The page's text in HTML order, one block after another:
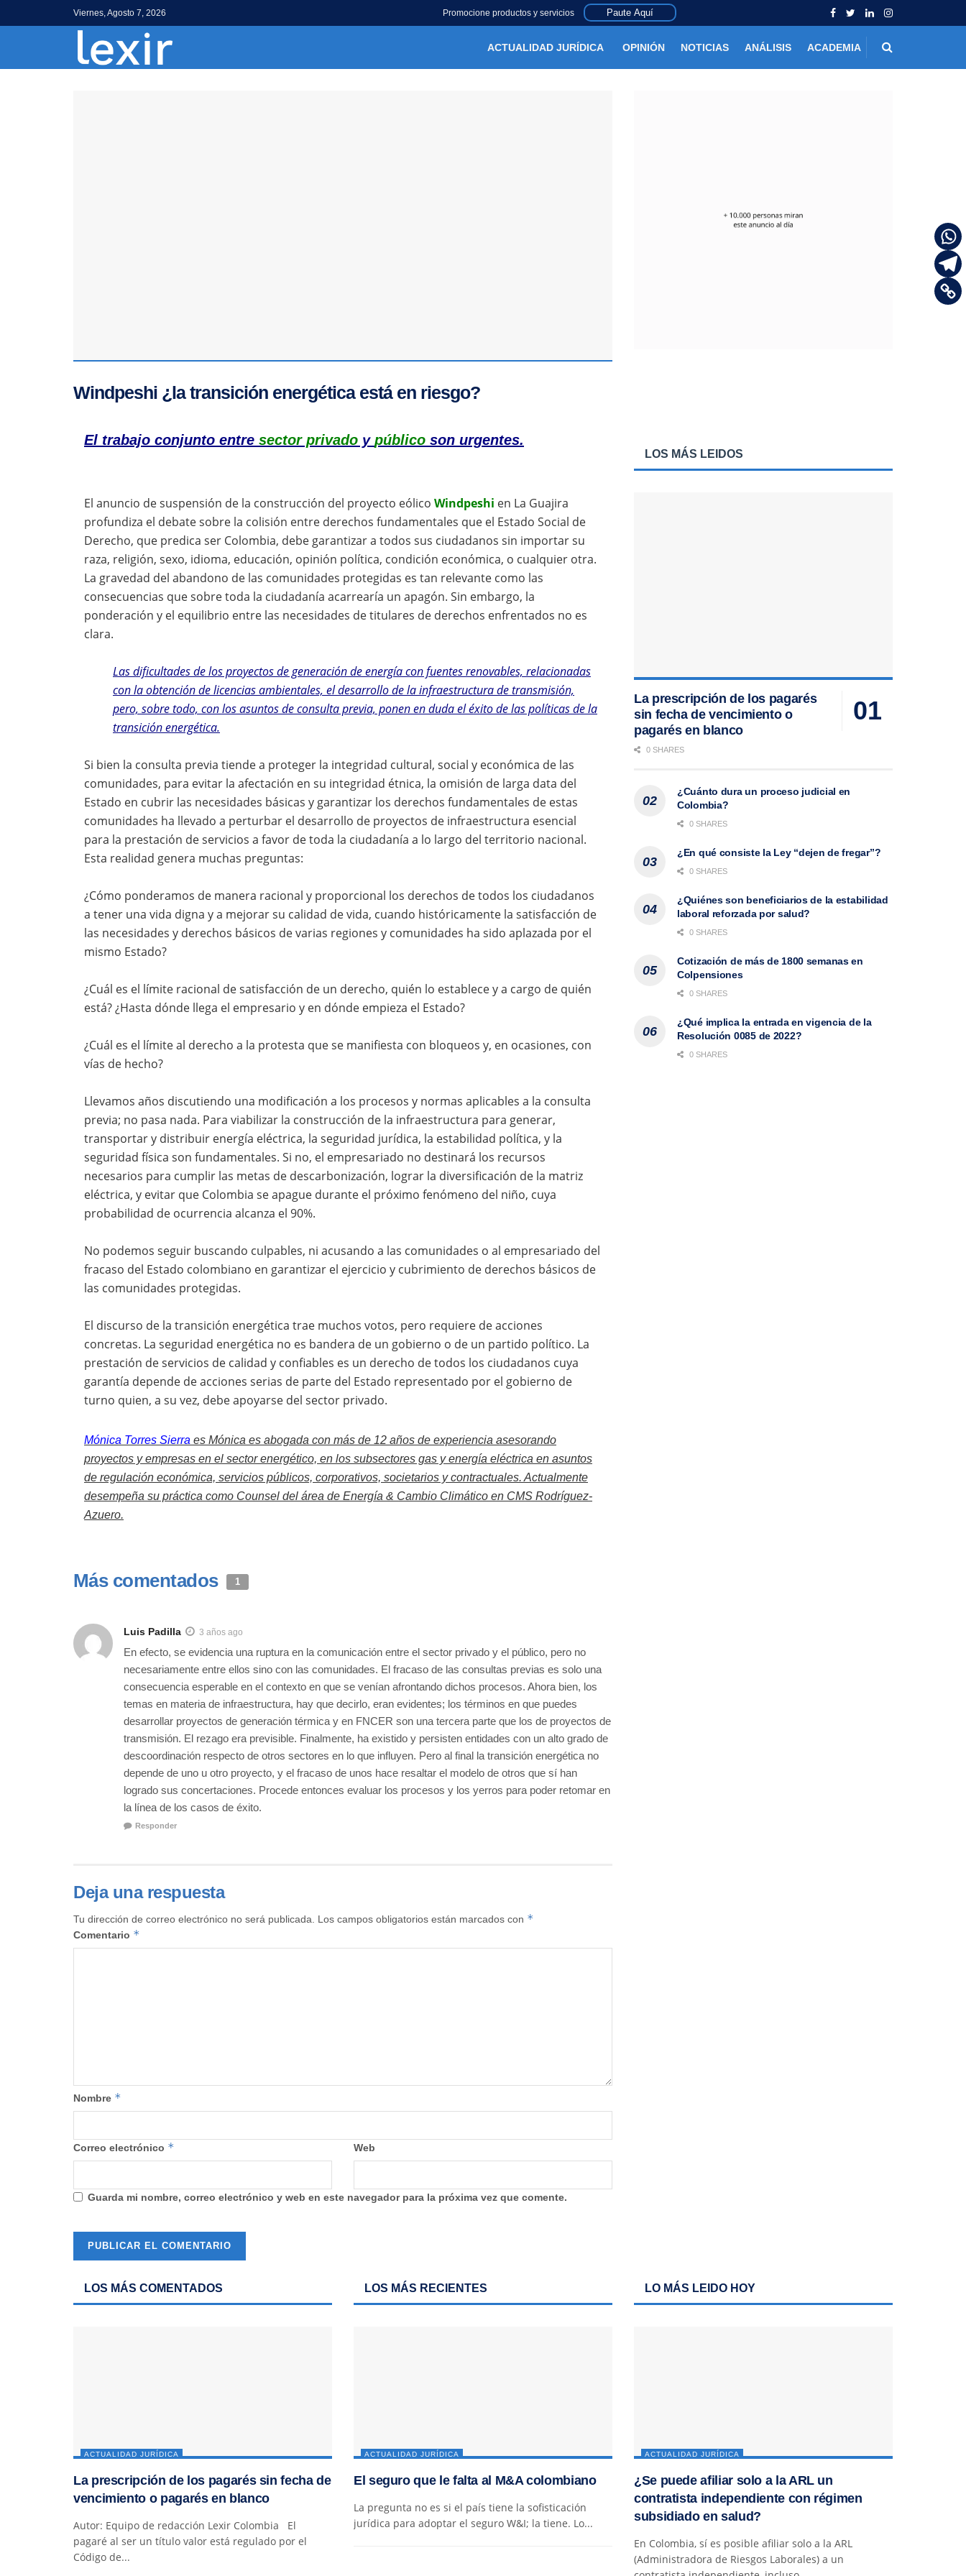
Viernes, Agosto 7, 2026 Promocione productos y servicios Paute Aquí
ACTUALIDAD JURÍDICA OPINIÓN NOTICIAS ANÁLISIS ACADEMIA
Windpeshi ¿la transición energética está en riesgo?
El trabajo conjunto entre sector privado y público son urgentes.
El anuncio de suspensión de la construcción del proyecto eólico Windpeshi en La Guajira
profundiza el debate sobre la colisión entre derechos fundamentales que el Estado Social de
Derecho, que predica ser Colombia, debe garantizar a todos sus ciudadanos sin importar su
raza, religión, sexo, idioma, educación, opinión política, condición económica, o cualquier otra.
La gravedad del abandono de las comunidades protegidas es tan relevante como las
consecuencias que sobre toda la ciudadanía acarrearía un apagón. Sin embargo, la
ponderación y el equilibrio entre las necesidades de titulares de derechos enfrentados no es
clara.
Las dificultades de los proyectos de generación de energía con fuentes renovables, relacionadas
con la obtención de licencias ambientales, el desarrollo de la infraestructura de transmisión,
pero, sobre todo, con los asuntos de consulta previa, ponen en duda el éxito de las políticas de la
transición energética.
Si bien la consulta previa tiende a proteger la integridad cultural, social y económica de las
comunidades, para evitar la afectación en su integridad étnica, la omisión de larga data del
Estado en cubrir las necesidades básicas y garantizar los derechos fundamentales de estas
comunidades ha llevado a perturbar el desarrollo de proyectos de infraestructura esencial
para la prestación de servicios a favor de toda la ciudadanía a lo largo del territorio nacional.
Esta realidad genera muchas preguntas:
¿Cómo ponderamos de manera racional y proporcional los derechos de todos los ciudadanos
a tener una vida digna y a mejorar su calidad de vida, cuando históricamente la satisfacción de
las necesidades y derechos básicos de varias regiones y comunidades ha sido aplazada por el
mismo Estado?
¿Cuál es el límite racional de satisfacción de un derecho, quién lo establece y a cargo de quién
está? ¿Hasta dónde llega el empresario y en dónde empieza el Estado?
¿Cuál es el límite al derecho a la protesta que se manifiesta con bloqueos y, en ocasiones, con
vías de hecho?
Llevamos años discutiendo una modificación a los procesos y normas aplicables a la consulta
previa; no pasa nada. Para viabilizar la construcción de la infraestructura para generar,
transportar y distribuir energía eléctrica, la seguridad jurídica, la estabilidad política, y la
seguridad física son fundamentales. Si no, el empresariado no destinará los recursos
necesarios para cumplir las metas de descarbonización, lograr la diversificación de la matriz
eléctrica, y evitar que Colombia se apague durante el próximo fenómeno del niño, cuya
probabilidad de ocurrencia alcanza el 90%.
No podemos seguir buscando culpables, ni acusando a las comunidades o al empresariado del
fracaso del Estado colombiano en garantizar el ejercicio y cubrimiento de derechos básicos de
las comunidades protegidas.
El discurso de la transición energética trae muchos votos, pero requiere de acciones
concretas. La seguridad energética no es bandera de un gobierno o de un partido político. La
prestación de servicios de calidad y confiables es un derecho de todos los ciudadanos cuya
garantía depende de acciones serias de parte del Estado representado por el gobierno de
turno quien, a su vez, debe apoyarse del sector privado.
Mónica Torres Sierra es Mónica es abogada con más de 12 años de experiencia asesorando
proyectos y empresas en el sector energético, en los subsectores gas y energía eléctrica en asuntos
de regulación económica, servicios públicos, corporativos, societarios y contractuales. Actualmente
desempeña su práctica como Counsel del área de Energía & Cambio Climático en CMS Rodríguez-
Azuero.
Más comentados 1
Luis Padilla 3 años ago
En efecto, se evidencia una ruptura en la comunicación entre el sector privado y el público, pero no
necesariamente entre ellos sino con las comunidades. El fracaso de las consultas previas es solo una
consecuencia esperable en el contexto en que se venían afrontando dichos procesos. Ahora bien, los
temas en materia de infraestructura, hay que decirlo, eran evidentes; los términos en que puedes
desarrollar proyectos de generación térmica y en FNCER son una tercera parte que los de proyectos de
transmisión. El rezago era previsible. Finalmente, ha existido y persisten entidades con un alto grado de
descoordinación respecto de otros sectores en lo que influyen. Pero al final la transición energética no
depende de uno u otro proyecto, y el fracaso de unos hace resaltar el modelo de otros que sí han
logrado sus concertaciones. Procede entonces evaluar los procesos y los yerros para poder retomar en
la línea de los casos de éxito.
Responder
Deja una respuesta
Tu dirección de correo electrónico no será publicada. Los campos obligatorios están marcados con *
Comentario *
Nombre *
Correo electrónico * Web
Guarda mi nombre, correo electrónico y web en este navegador para la próxima vez que comente.
LOS MÁS LEIDOS
La prescripción de los pagarés
sin fecha de vencimiento o
pagarés en blanco
0 SHARES
¿Cuánto dura un proceso judicial en
Colombia?
0 SHARES
¿En qué consiste la Ley “dejen de fregar”?
0 SHARES
¿Quiénes son beneficiarios de la estabilidad
laboral reforzada por salud?
0 SHARES
Cotización de más de 1800 semanas en
Colpensiones
0 SHARES
¿Qué implica la entrada en vigencia de la
Resolución 0085 de 2022?
0 SHARES
LOS MÁS COMENTADOS
ACTUALIDAD JURÍDICA
La prescripción de los pagarés sin fecha de
vencimiento o pagarés en blanco
Autor: Equipo de redacción Lexir Colombia El
pagaré al ser un título valor está regulado por el
Código de...
LOS MÁS RECIENTES
ACTUALIDAD JURÍDICA
El seguro que le falta al M&A colombiano
La pregunta no es si el país tiene la sofisticación
jurídica para adoptar el seguro W&I; la tiene. Lo...
LO MÁS LEIDO HOY
ACTUALIDAD JURÍDICA
¿Se puede afiliar solo a la ARL un
contratista independiente con régimen
subsidiado en salud?
En Colombia, sí es posible afiliar solo a la ARL
(Administradora de Riesgos Laborales) a un